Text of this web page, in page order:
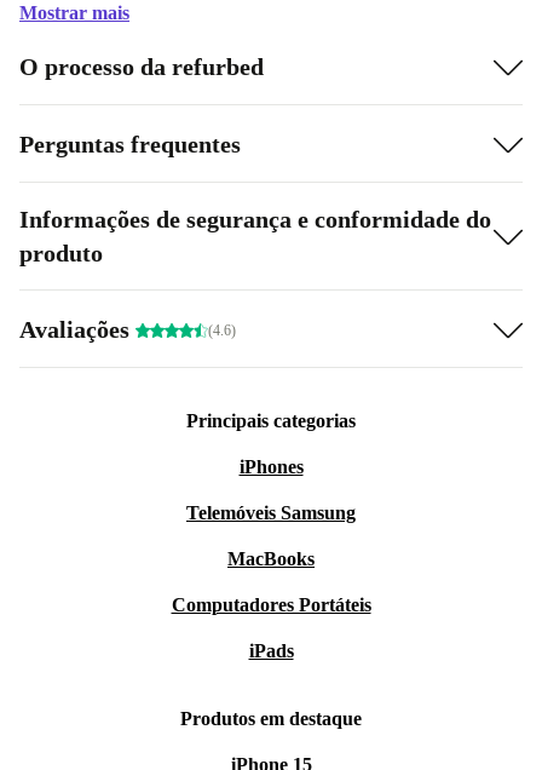
Mostrar mais
O processo da refurbed
Perguntas frequentes
Informações de segurança e conformidade do
produto
Avaliações (4.6)
Principais categorias
iPhones
Telemóveis Samsung
MacBooks
Computadores Portáteis
iPads
Produtos em destaque
iPhone 15